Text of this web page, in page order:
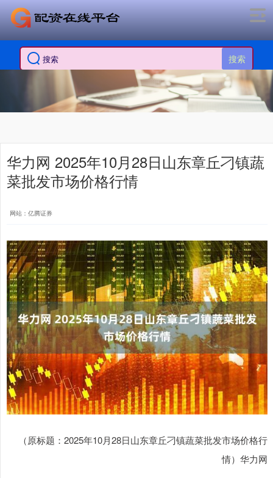
搜索
华力网 2025年10月28日山东章丘刁镇蔬
菜批发市场价格行情
网站：亿腾证券
（原标题：2025年10月28日山东章丘刁镇蔬菜批发市场价格行
情）华力网